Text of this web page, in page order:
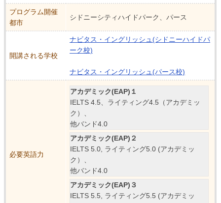
プログラム開催
都市
シドニーシティハイドパーク、パース
開講される学校
ナビタス・イングリッシュ(シドニーハイドパ
ーク校)
ナビタス・イングリッシュ(パース校)
必要英語力
アカデミック(EAP)１
IELTS 4.5、ライティング4.5（アカデミッ
ク）、
他バンド4.0
アカデミック(EAP)２
IELTS 5.0, ライティング5.0 (アカデミッ
ク）、
他バンド4.0
アカデミック(EAP)３
IELTS 5.5, ライティング5.5 (アカデミッ